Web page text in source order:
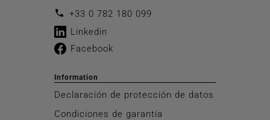
call +33 0 782 180 099
Linkedin
Facebook
Information
Declaración de protección de datos
Condiciones de garantía